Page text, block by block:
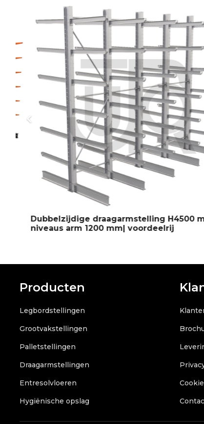
Dubbelzijdige draagarmstelling H4500
niveaus arm 1200 mm| voordeelrij
Producten
Legbordstellingen
Grootvakstellingen
Palletstellingen
Draagarmstellingen
Entresolvloeren
Hygiënische opslag